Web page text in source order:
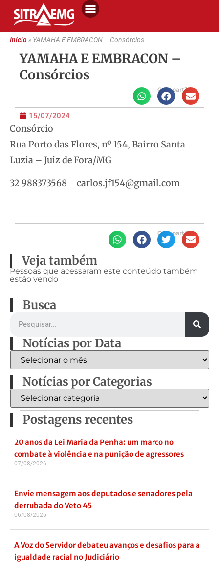
Início» YAMAHA E EMBRACON – Consórcios
YAMAHA E EMBRACON –
Consórcios
Compartilhe
15/07/2024
Consórcio
Rua Porto das Flores, nº 154, Bairro Santa
Luzia – Juiz de Fora/MG
32 988373568 carlos.jf154@gmail.com
Compartilhe
Veja também
Pessoas que acessaram este conteúdo também
estão vendo
Busca
Notícias por Data
Notícias por Categorias
Postagens recentes
20 anos da Lei Maria da Penha: um marco no
combate à violência e na punição de agressores
07/08/2026
Envie mensagem aos deputados e senadores pela
derrubada do Veto 45
06/08/2026
A Voz do Servidor debateu avanços e desafios para a
igualdade racial no Judiciário